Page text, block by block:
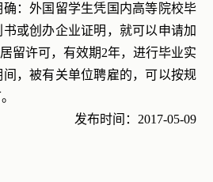
：外国留学生凭国内高等院校毕
或创办企业证明，就可以申请加
留许可，有效期2年，进行毕业实
，被有关单位聘雇的，可以按规
发布时间： 2017-05-09